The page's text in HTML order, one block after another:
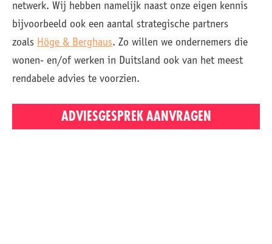
netwerk. Wij hebben namelijk naast onze eigen kennis
bijvoorbeeld ook een aantal strategische partners
zoals Höge & Berghaus. Zo willen we ondernemers die
wonen- en/of werken in Duitsland ook van het meest
rendabele advies te voorzien.
ADVIESGESPREK AANVRAGEN